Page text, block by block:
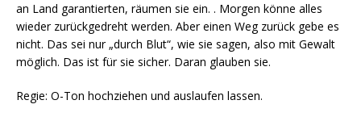
an Land garantierten, räumen sie ein. . Morgen könne alles
wieder zurückgedreht werden. Aber einen Weg zurück gebe es
nicht. Das sei nur „durch Blut“, wie sie sagen, also mit Gewalt
möglich. Das ist für sie sicher. Daran glauben sie.
Regie: O-Ton hochziehen und auslaufen lassen.